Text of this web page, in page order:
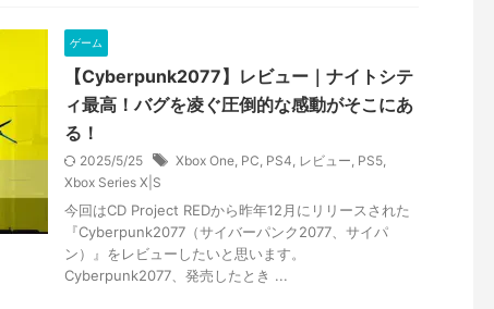
ゲーム
【Cyberpunk2077】レビュー｜ナイトシテ
ィ最高！バグを凌ぐ圧倒的な感動がそこにあ
る！
2025/5/25 Xbox One, PC, PS4, レビュー, PS5,
Xbox Series X|S
今回はCD Project REDから昨年12月にリリースされた
『Cyberpunk2077（サイバーパンク2077、サイパ
ン）』をレビューしたいと思います。
Cyberpunk2077、発売したとき ...